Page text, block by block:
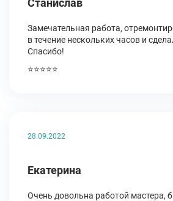
Станислав
Замечательная работа,
в течение нескольких часов и
Спасибо!
⭐⭐⭐⭐⭐
28.09.2022
Екатерина
Очень довольна работой мастера,